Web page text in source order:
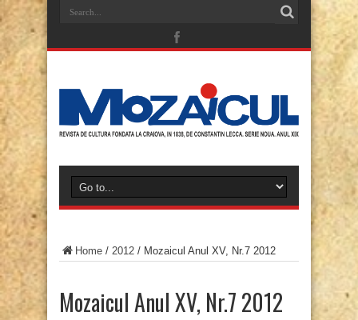
Home / 2012 / Mozaicul Anul XV, Nr.7 2012
Mozaicul Anul XV, Nr.7 2012